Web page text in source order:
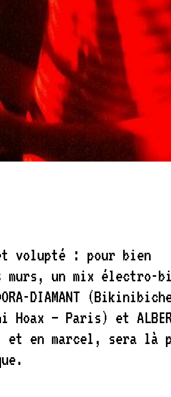
volupté : pour bien
murs, un mix électro-
DIAMANT
– Paris) et
et en marcel, sera là